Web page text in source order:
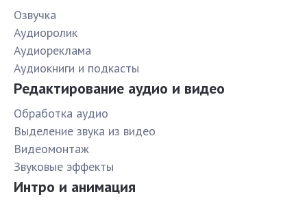
Озвучка
Аудиоролик
Аудиореклама
Аудиокниги и подкасты
Редактирование аудио и видео
Обработка аудио
Выделение звука из видео
Видеомонтаж
Звуковые эффекты
Интро и анимация